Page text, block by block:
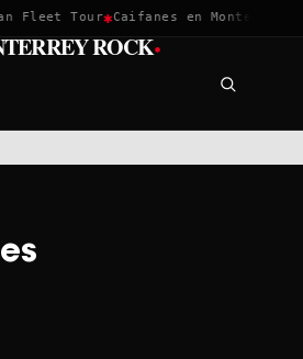
Fleet Tour ✱Caifanes en Monterrey ·
ROCK·